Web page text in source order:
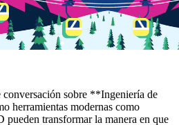
conversación sobre **Ingeniería de
herramientas modernas como
transformar la manera en que